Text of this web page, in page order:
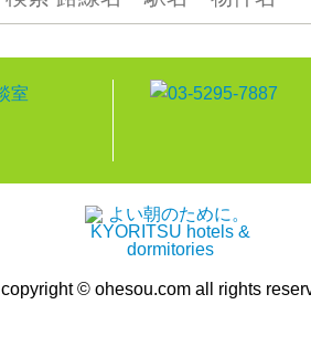
copyright © ohesou.com all rights